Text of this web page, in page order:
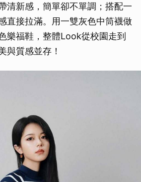
清新感，簡單卻不單調；搭配一
直接拉滿。用一雙灰色中筒襪做
樂福鞋，整體Look從校園走到
與質感並存！